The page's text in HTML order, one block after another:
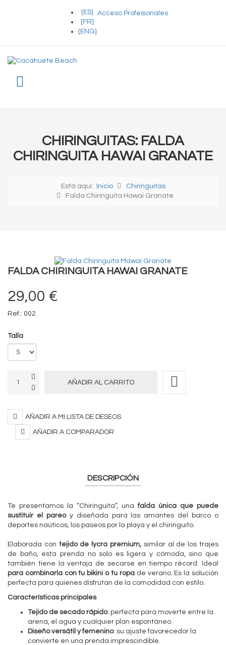
[ES]
[FR]
[ENG]
Acceso Profesionales
Toggle menu
CHIRINGUITAS: FALDA
CHIRINGUITA HAWAI GRANATE
Está aquí: Inicio
Chiringuitas
Falda Chiringuita Hawai Granate
FALDA CHIRINGUITA HAWAI GRANATE
29,00 €
Ref.: 002
Talla
AÑADIR A MI LISTA DE DESEOS
AÑADIR A COMPARADOR
DESCRIPCIÓN
Te presentamos la “Chiringuita”, una falda única que puede
sustituir el pareoy diseñada para las amantes del barco o
deportes naúticos, los paseos por la playa y el chiringuito.
Elaborada con tejido de lycra premium, similar al de los trajes
de baño, esta prenda no solo es ligera y cómoda, sino que
también tiene la ventaja de secarse en tiempo récord. Ideal
para combinarla con tu bikini o tu ropade verano. Es la solución
perfecta para quienes disfrutan de la comodidad con estilo.
Características principales
Tejido de secado rápido: perfecta para moverte entre la
arena, el agua y cualquier plan espontáneo.
Diseño versátil y femenino: su ajuste favorecedor la
convierte en una prenda imprescindible.